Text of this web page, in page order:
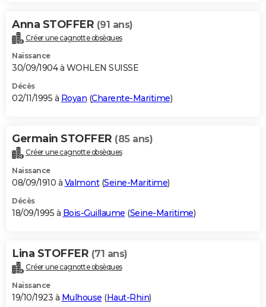
Anna STOFFER (91 ans)
Créer une cagnotte obsèques
Naissance
30/09/1904 à WOHLEN SUISSE
Décès
02/11/1995 à Royan (Charente-Maritime)
Germain STOFFER (85 ans)
Créer une cagnotte obsèques
Naissance
08/09/1910 à Valmont(Seine-Maritime)
Décès
18/09/1995 à Bois-Guillaume (Seine-Maritime)
Lina STOFFER (71 ans)
Créer une cagnotte obsèques
Naissance
19/10/1923 à Mulhouse (Haut-Rhin)